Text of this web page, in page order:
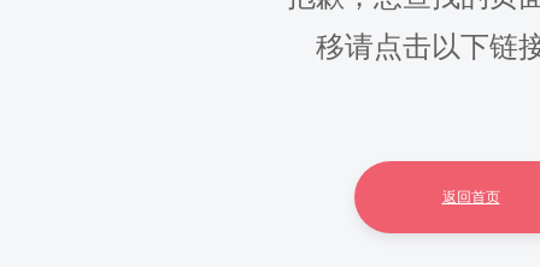
移请点击以下链
返回首页